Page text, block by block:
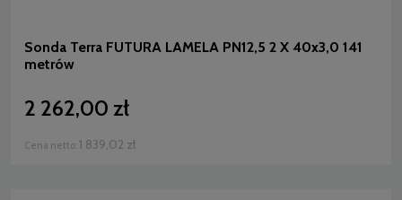
Sonda Terra FUTURA LAMELA PN12,5 2 X 40x3,0 141
metrów
2 262,00 zł
Cena netto: 1 839,02 zł